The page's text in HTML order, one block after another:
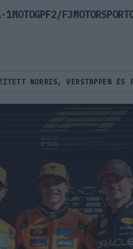
NORRIS, VERSTAPPEN
1MOTOGPF2/F3